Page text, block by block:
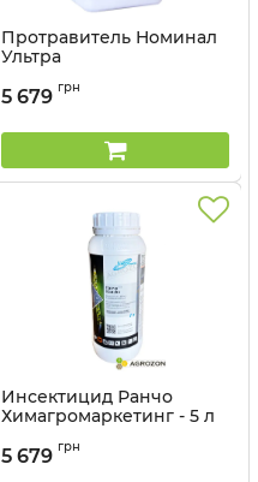
Протравитель Номинал
Ультра
Артикул:
5 679 грн
Инсектицид Ранчо
Химагромаркетинг - 5 л
5 679 грн